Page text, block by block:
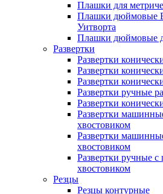
Плашки для
Плашки дюймовые
Уитворта
Плашки дюймовые
Развертки
Развертки
Развертки
Развертки
Развертки ручные
Развертки
Развертки
хвостовиком
Развертки
хвостовиком
Развертки ручные
хвостовиком
Резцы
Резцы контурные